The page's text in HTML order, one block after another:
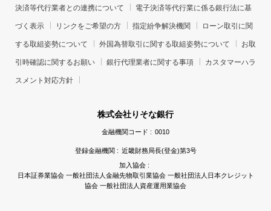
決済等代行業者との連携について 電子決済等代行業に係る銀行法に基
づく表示 リンクをご希望の方 指定紛争解決機関 ローン取引に関
する取組姿勢について 外国為替取引に関する取組姿勢について お取
引時確認に関するお願い 銀行代理業者に関する事項 カスタマーハラ
スメント対応方針
株式会社りそな銀行
金融機関コード : 0010
登録金融機関 : 近畿財務局長(登金)第3号
加入協会 :
日本証券業協会 一般社団法人金融先物取引業協会 一般社団法人日本クレジット
協会 一般社団法人資産運用業協会